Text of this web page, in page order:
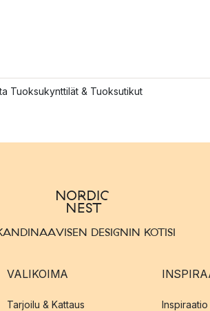
Tuoksukynttilät & Tuoksutikut
DESIGNIN KOTISI
VALIKOIMA
Tarjoilu & Kattaus